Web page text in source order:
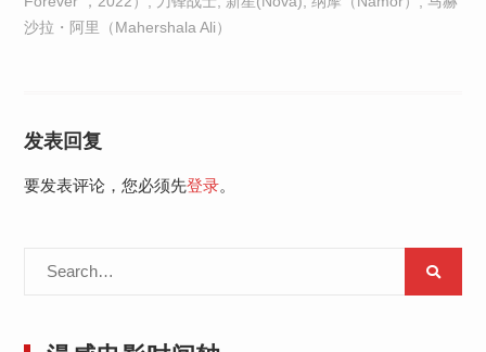
沙拉・阿里（Mahershala Ali）
发表回复
要发表评论，您必须先登录。